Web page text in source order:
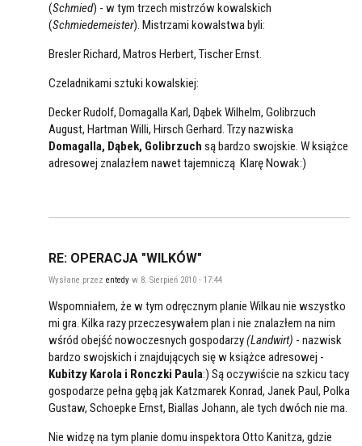
(Schmied) - w tym trzech mistrzów kowalskich
(Schmiedemeister). Mistrzami kowalstwa byli:
Bresler Richard, Matros Herbert, Tischer Ernst.
Czeladnikami sztuki kowalskiej:
Decker Rudolf, Domagalla Karl, Dąbek Wilhelm, Golibrzuch
August, Hartman Willi, Hirsch Gerhard. Trzy nazwiska
Domagalla, Dąbek, Golibrzuch są bardzo swojskie. W książce
adresowej znalazłem nawet tajemniczą Klarę Nowak:)
RE: OPERACJA "WILKÓW"
Wysłane przez entedy w 8. Sierpień 2010 - 17:44
Wspomniałem, że w tym odręcznym planie Wilkau nie wszystko
mi gra. Kilka razy przeczesywałem plan i nie znalazłem na nim
wśród obejść nowoczesnych gospodarzy(Landwirt) - nazwisk
bardzo swojskich i znajdujących się w książce adresowej -
Kubitzy Karola i Ronczki Paula:) Są oczywiście na szkicu tacy
gospodarze pełna gębą jak Katzmarek Konrad, Janek Paul, Polka
Gustaw, Schoepke Ernst, Biallas Johann, ale tych dwóch nie ma.
Nie widzę na tym planie domu inspektora Otto Kanitza, gdzie